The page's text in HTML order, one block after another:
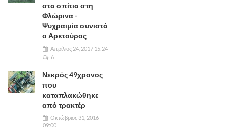
στα σπίτια στη
Φλώρινα -
Ψυχραιμία συνιστά
ο Αρκτούρος
Απρίλιος 24, 2017 15:24
6
Νεκρός 49χρονος
που
καταπλακώθηκε
από τρακτέρ
Οκτώβριος 31, 2016
09:00